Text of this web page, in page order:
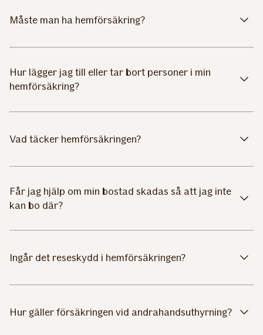
Måste man ha hemförsäkring?
Hur lägger jag till eller tar bort personer i min
hemförsäkring?
Vad täcker hemförsäkringen?
Får jag hjälp om min bostad skadas så att jag inte
kan bo där?
Ingår det reseskydd i hemförsäkringen?
Hur gäller försäkringen vid andrahandsuthyrning?